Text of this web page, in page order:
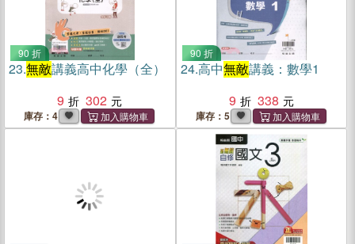
90 折
23.無敵講義高中化學（全）
9
302
庫存：4
90 折
24.高中無敵講義：數學1
9
338
庫存：5